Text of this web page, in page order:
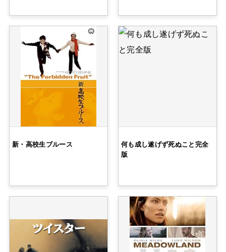
新・高校生ブルース
何も成し遂げず死ぬこと完全
版